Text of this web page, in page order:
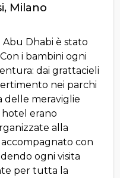
Milano
Abu Dhabi è stato
i bambini ogni
dai grattacieli
nei parchi
delle meraviglie
erano
alla
con
ogni visita
per tutta la